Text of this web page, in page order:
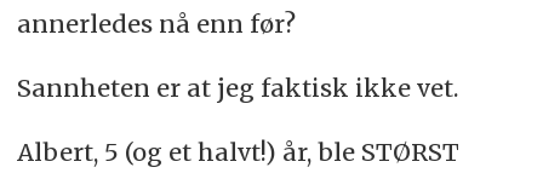
annerledes nå enn før?
Sannheten er at jeg faktisk ikke vet.
Albert, 5 (og et halvt!) år, ble STØRST